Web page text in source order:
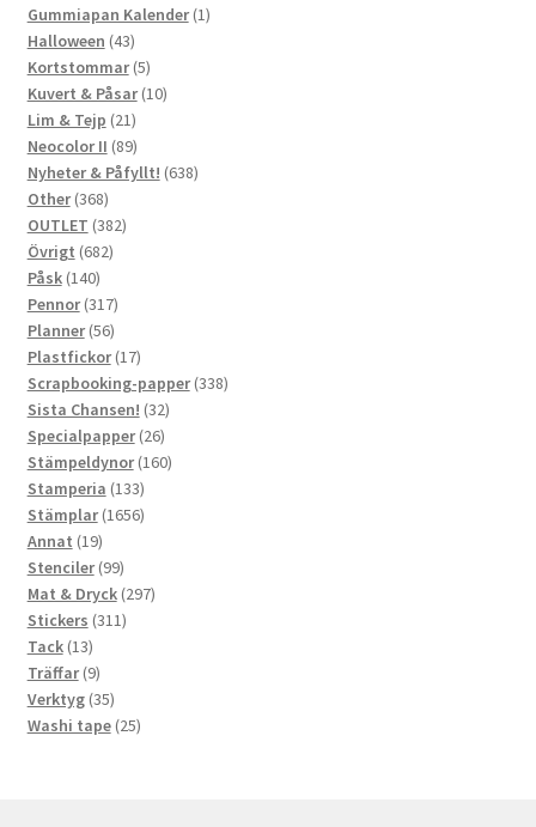
produkter
Gummiapan Kalender 11
Halloween 4343
produkter
Kortstommar 55
produkter
Kuvert & Påsar 1010
Lim & Tejp 2121
produkter
Neocolor II 8989
produkter
Nyheter & Påfyllt! 638638
Other 368368
produkter
OUTLET 382382
Övrigt 682682
Påsk 140140
produkter
Pennor 317317
produkter
Planner 5656
produkter
Plastfickor 1717
produkter
Scrapbooking-papper 338338
Sista Chansen! 3232
produkter
Specialpapper 2626
produkter
Stämpeldynor 160160
Stamperia 133133
produkter
Stämplar 16561656
Annat 1919
produkter
Stenciler 9999
produkter
Mat & Dryck 297297
Stickers 311311
Tack 1313
produkter
Träffar 99
produkter
Verktyg 3535
produkter
Washi tape 2525